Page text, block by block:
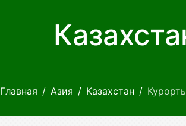
Главная Азия Казахстан